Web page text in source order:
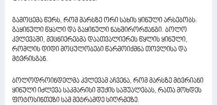
გამოცემა წერს, რომ მარსზე ორი სახის ყინული არსებობს:
გაყინული წყალი და გაყინული ნახშირორჟანგი. ბოლო
კვლევაში, მეცნიერებმა დაათვალიერეს წყლის ყინული,
რომლის დიდი მოცულობები წარმოიქმნა თოვლისა და
მტვრისგან.
ბოლოდროინდელმა კვლევამ აჩვენა, რომ მარსზე მტვრიანი
ყინული იძლევა საკმარისი შუქის საშუალებას, რათა მოხდეს
ფოტოსინთეზი სამ მეტრამდე სიღრმეზე.